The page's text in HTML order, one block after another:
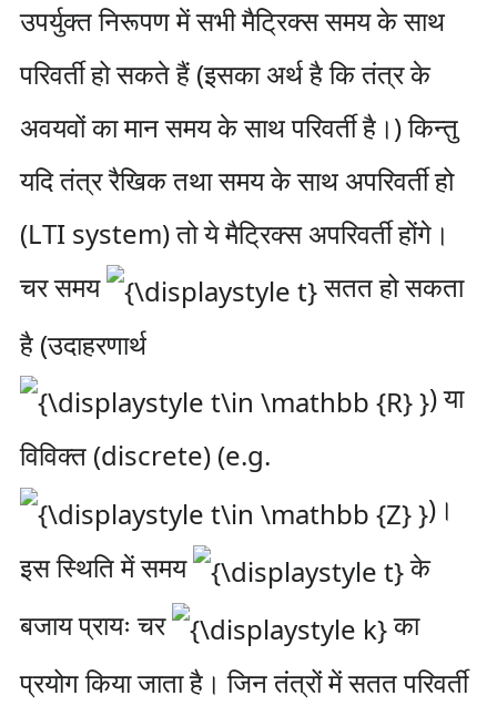
उपर्युक्त निरूपण में सभी मैट्रिक्स समय के साथ
परिवर्ती हो सकते हैं (इसका अर्थ है कि तंत्र के
अवयवों का मान समय के साथ परिवर्ती है।) किन्तु
यदि तंत्र रैखिक तथा समय के साथ अपरिवर्ती हो
(LTI system) तो ये मैट्रिक्स अपरिवर्ती होंगे।
चर समय
सतत हो सकता
है (उदाहरणार्थ
) या
विविक्त (discrete) (e.g.
)।
इस स्थिति में समय
के
बजाय प्रायः चर
का
प्रयोग किया जाता है। जिन तंत्रों में सतत परिवर्ती